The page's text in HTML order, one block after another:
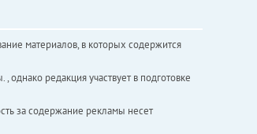
материалов, в которых содержится
редакция участвует в подготовке
за содержание рекламы несет